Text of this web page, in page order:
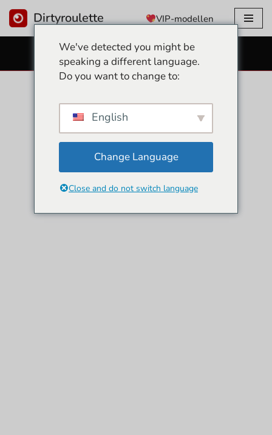
Dirtyroulette VIP-modellen
GRATIS SEKS CAMS
We've detected you might be
speaking a different language.
Do you want to change to:
English
Change Language
Close and do not switch language